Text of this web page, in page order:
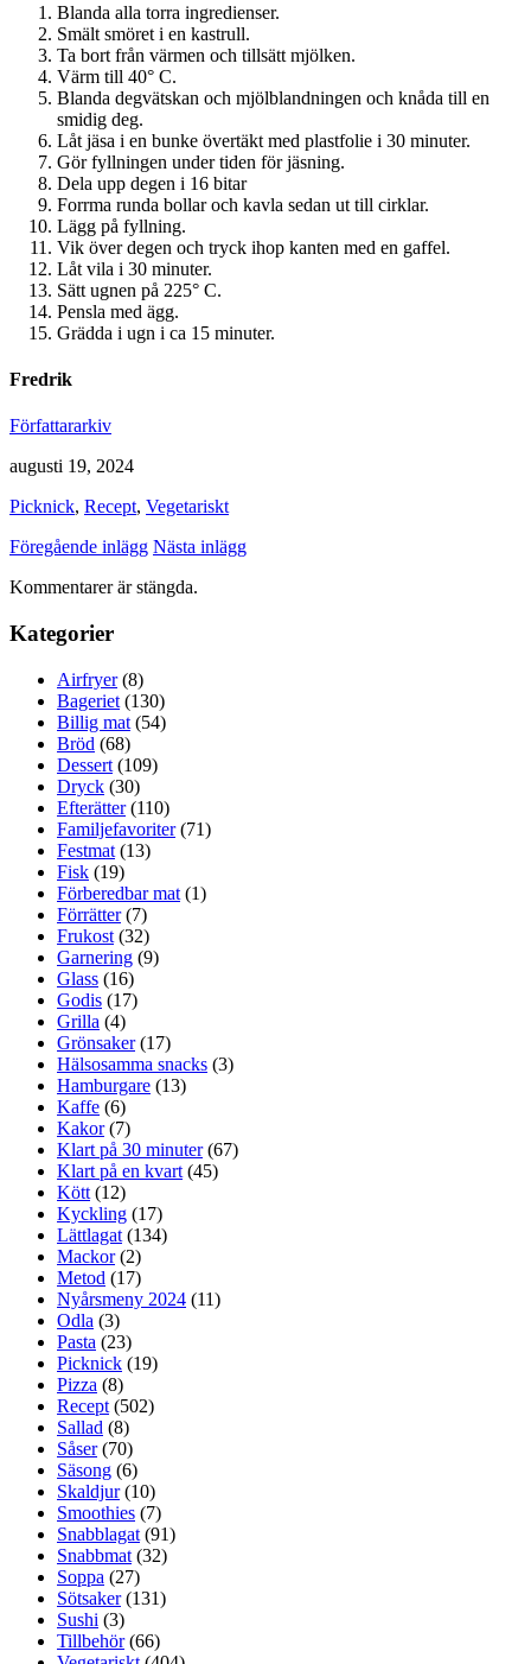
Blanda alla torra ingredienser.
Smält smöret i en kastrull.
Ta bort från värmen och tillsätt mjölken.
Värm till 40° C.
Blanda degvätskan och mjölblandningen och knåda till en
smidig deg.
Låt jäsa i en bunke övertäkt med plastfolie i 30 minuter.
Gör fyllningen under tiden för jäsning.
Dela upp degen i 16 bitar
Forrma runda bollar och kavla sedan ut till cirklar.
Lägg på fyllning.
Vik över degen och tryck ihop kanten med en gaffel.
Låt vila i 30 minuter.
Sätt ugnen på 225° C.
Pensla med ägg.
Grädda i ugn i ca 15 minuter.
Fredrik
Författararkiv
augusti 19, 2024
Picknick, Recept, Vegetariskt
Föregående inlägg Nästa inlägg
Kommentarer är stängda.
Kategorier
Airfryer(8)
Bageriet (130)
Billig mat (54)
Bröd (68)
Dessert (109)
Dryck (30)
Efterätter(110)
Familjefavoriter(71)
Festmat (13)
Fisk (19)
Förberedbar mat (1)
Förrätter(7)
Frukost (32)
Garnering (9)
Glass (16)
Godis (17)
Grilla (4)
Grönsaker(17)
Hälsosamma snacks (3)
Hamburgare (13)
Kaffe (6)
Kakor(7)
Klart på 30 minuter(67)
Klart på en kvart (45)
Kött (12)
Kyckling (17)
Lättlagat (134)
Mackor(2)
Metod (17)
Nyårsmeny 2024 (11)
Odla (3)
Pasta (23)
Picknick (19)
Pizza (8)
Recept (502)
Sallad (8)
Såser(70)
Säsong (6)
Skaldjur(10)
Smoothies (7)
Snabblagat (91)
Snabbmat (32)
Soppa (27)
Sötsaker(131)
Sushi (3)
Tillbehör(66)